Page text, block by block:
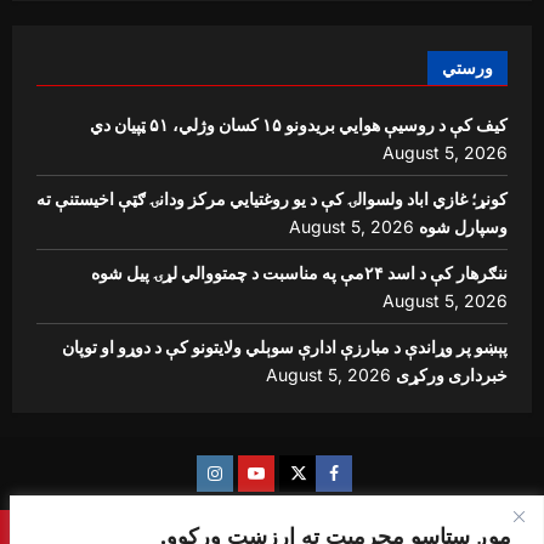
موږ ستاسو محرمیت ته ارزښت ورکوو.
ورستي
کیف کې د روسیې هوايي بریدونو ۱۵ کسان وژلي، ۵۱ ټپیان دي
August 5, 2026
کونړ؛ غازي اباد ولسوالۍ کې د یو روغتیايي مرکز ودانۍ ګټې اخیستنې ته
وسپارل شوه August 5, 2026
ننګرهار کې د اسد ۲۴مې په مناسبت د چمتووالي لړۍ پیل شوه
August 5, 2026
پېښو پر وړاندې د مبارزې ادارې سوېلي ولایتونو کې د دوړو او توپان
خبرداری ورکړی August 5, 2026
Facebook
Twitter
Youtube
Instagram
Copyright © {sharq news global} All rights reserved.|